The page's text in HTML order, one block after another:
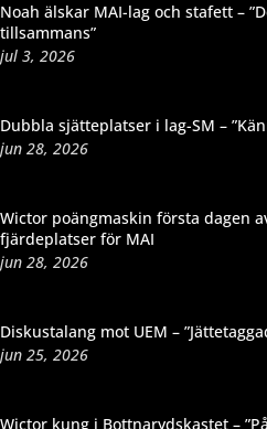
Noah älskar MAI-lag och stafett –
tillsammans”
jul 3, 2026
Dubbla sjätteplatser i lag-SM –
jun 28, 2026
Wictor poängmaskin första dagen
fjärdeplatser för MAI
jun 28, 2026
Diskustalang mot UEM –
jun 25, 2026
Wictor kung i Bottnarydskastet –